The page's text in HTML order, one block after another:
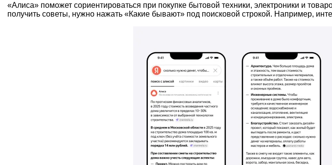
«Алиса» поможет сориентироваться при покупке бытовой техники, электроники и
получить советы, нужно нажать «Какие бывают» под поисковой строкой. Например,